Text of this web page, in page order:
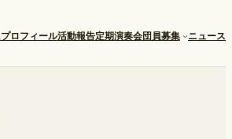
プロフィール活動報告定期演奏会団員募集 ニュース